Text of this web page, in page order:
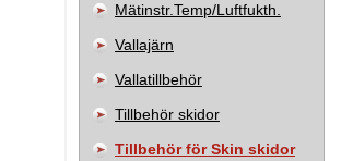
Mätinstr.Temp/Luftfukth.
Vallajärn
Vallatillbehör
Tillbehör skidor
Tillbehör för Skin skidor